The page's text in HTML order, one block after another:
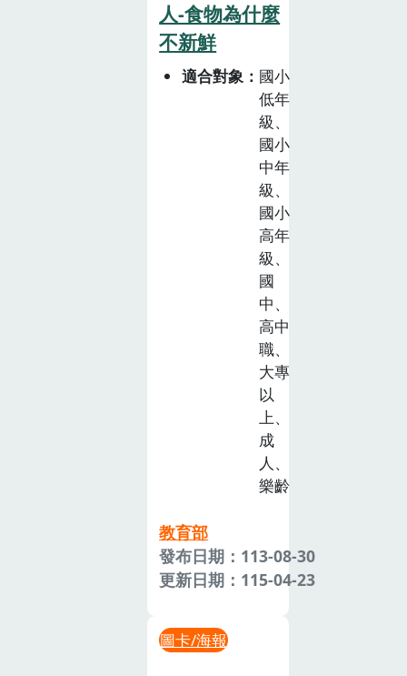
人-食物為什麼
不新鮮
適合對象
國小
低年
級、
國小
中年
級、
國小
高年
級、
國
中、
高中
職、
大專
以
上、
成
人、
樂齡
教育部
發布日期：113-08-30
更新日期：115-04-23
圖卡/海報